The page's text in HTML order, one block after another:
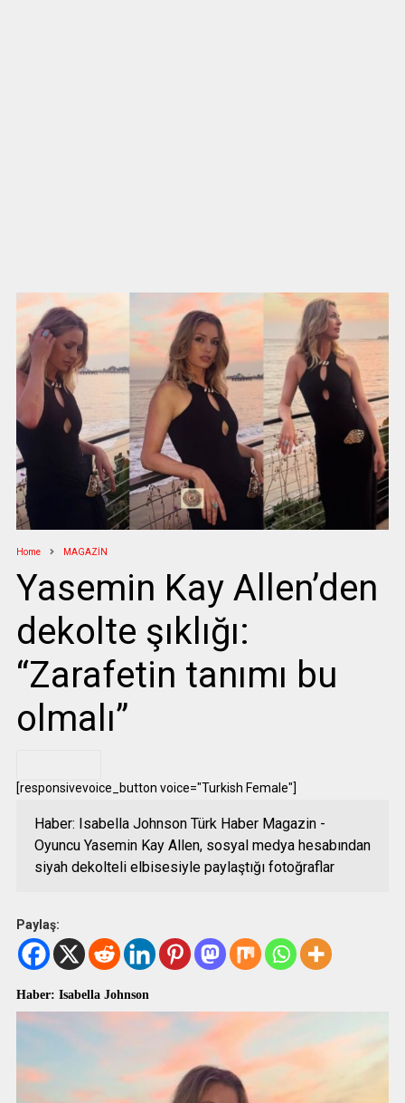
Home MAGAZİN
Yasemin Kay Allen’den
dekolte şıklığı:
“Zarafetin tanımı bu
olmalı”
[responsivevoice_button voice="Turkish Female"]
Haber: Isabella Johnson Türk Haber Magazin -
Oyuncu Yasemin Kay Allen, sosyal medya hesabından
siyah dekolteli elbisesiyle paylaştığı fotoğraflar
Paylaş:
Haber: Isabella Johnson